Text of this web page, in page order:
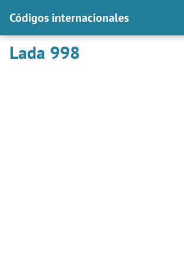
Códigos internacionales
Lada 998